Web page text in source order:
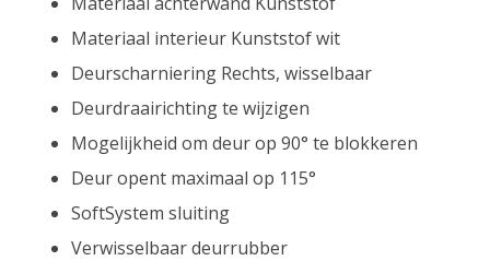
Materiaal interieur Kunststof wit
Deurscharniering Rechts, wisselbaar
Deurdraairichting te wijzigen
Mogelijkheid om deur op 90° te blokkeren
Deur opent maximaal op 115°
SoftSystem sluiting
Verwisselbaar deurrubber